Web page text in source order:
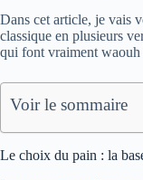
Dans cet article, je vais
classique en plusieurs
qui font vraiment waouh
Voir le sommaire
Le choix du pain : la